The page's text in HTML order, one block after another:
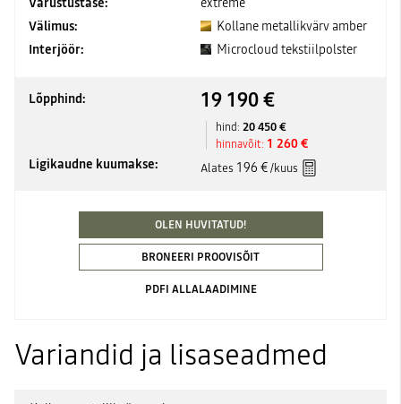
Välimus:
Kollane metallikvärv amber
Interjöör:
Microcloud tekstiilpolster
Lõpphind: 19 190 €
hind: 20 450 €
hinnavõit: 1 260 €
Ligikaudne kuumakse:
Alates 196 €/kuus
OLEN HUVITATUD!
BRONEERI PROOVISÕIT
PDFI ALLALAADIMINE
Variandid ja lisaseadmed